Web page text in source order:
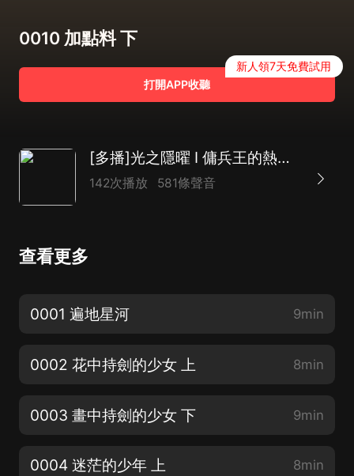
0010 加點料 下
打開APP收聽
新人領7天免費試用
[多播]光之隱曜 I 傭兵王的熱血逆襲
142次播放 581條聲音
查看更多
0001 遍地星河 9min
0002 花中持劍的少女 上 8min
0003 畫中持劍的少女 下 9min
0004 迷茫的少年 上 8min